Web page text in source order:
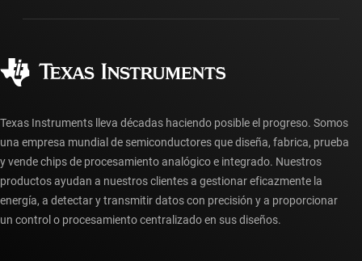
Preguntas frecuentes sobre la cuenta myTI
Preguntas frecuentes sobre pedidos
Texas Instruments lleva décadas haciendo posible el progreso. Somos
una empresa mundial de semiconductores que diseña, fabrica, prueba
y vende chips de procesamiento analógico e integrado. Nuestros
productos ayudan a nuestros clientes a gestionar eficazmente la
energía, a detectar y transmitir datos con precisión y a proporcionar
un control o procesamiento centralizado en sus diseños.